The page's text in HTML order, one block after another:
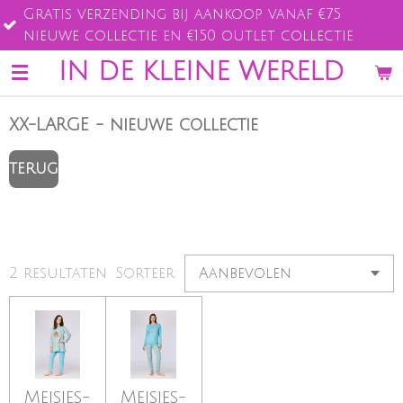
Ga
direct
naar
de
IN DE KLEINE WERELD
verzending bij aankoop vanaf €75
collectie en €150 outlet collectie
XX-LARGE - nieuwe collectie
TERUG
2 resultaten Sorteer:
Meisjes-
Meisjes-